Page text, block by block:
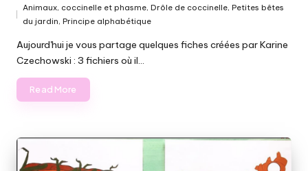
Posted
Animaux, coccinelle et phasme,Drôle de coccinelle,Petites bêtes
du jardin,Principe alphabétique
Aujourd'hui je vous partage quelques fiches créées par Karine
Czechowski : 3 fichiers où il…
Read More